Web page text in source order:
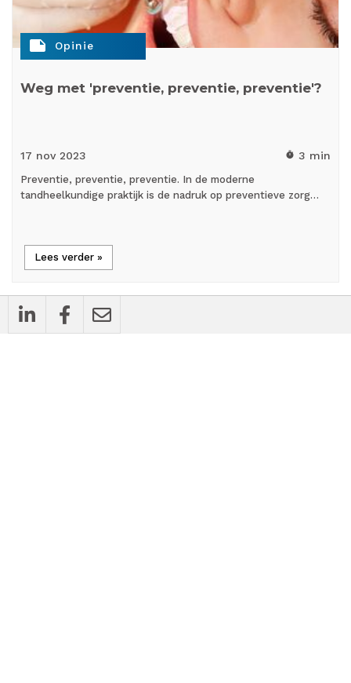
note Opinie
Weg met 'preventie, preventie, preventie'?
17 nov 2023 timer 3 min
Preventie, preventie, preventie. In de moderne
tandheelkundige praktijk is de nadruk op preventieve zorg…
Lees verder »